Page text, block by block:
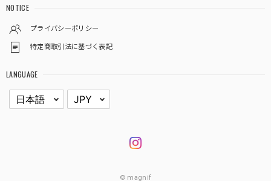
NOTICE
プライバシーポリシー
特定商取引法に基づく表記
LANGUAGE
© magnif